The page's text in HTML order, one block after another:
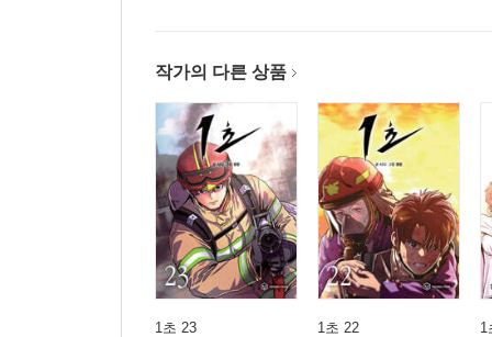
작가의 다른 상품
1초 23 1초 22 1